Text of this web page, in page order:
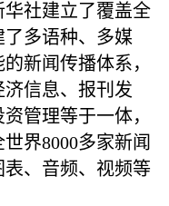
社建立了覆盖全
多语种、多媒
新闻传播体系，
信息、报刊发
管理等于一体，
界8000多家新闻
、音频、视频等